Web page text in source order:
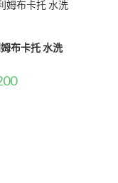
布卡托 水洗